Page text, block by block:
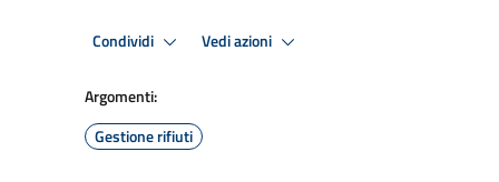
Condividi Vedi azioni
Argomenti:
Gestione rifiuti